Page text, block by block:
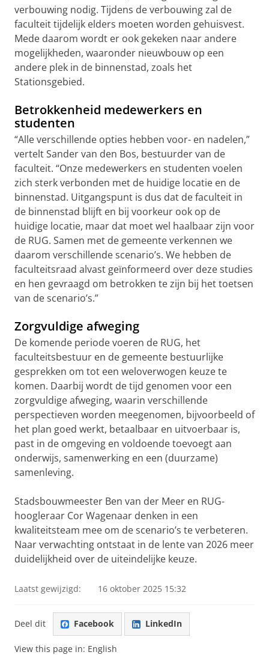
verbouwing nodig. Tijdens de verbouwing zal de
faculteit tijdelijk elders moeten worden gehuisvest.
Mede daarom wordt er ook gekeken naar andere
mogelijkheden, waaronder nieuwbouw op een
andere plek in de binnenstad, zoals het
Stationsgebied.
Betrokkenheid medewerkers en
studenten
“Alle verschillende opties hebben voor- en nadelen,”
vertelt Sander van den Bos, bestuurder van de
faculteit. “Onze medewerkers en studenten voelen
zich sterk verbonden met de huidige locatie en de
binnenstad. Uitgangspunt is dus dat de faculteit in
de binnenstad blijft en bij voorkeur ook op de
huidige locatie, maar dat moet wel haalbaar zijn voor
de RUG. Samen met de gemeente verkennen we
daarom verschillende scenario’s. We hebben de
faculteitsraad alvast geïnformeerd over deze studies
en hen gevraagd om betrokken te zijn bij het toetsen
van de scenario’s.”
Zorgvuldige afweging
De komende periode voeren de RUG, het
faculteitsbestuur en de gemeente bestuurlijke
gesprekken om tot een weloverwogen keuze te
komen. Daarbij wordt de tijd genomen voor een
zorgvuldige afweging, waarin verschillende
perspectieven worden meegenomen, bijvoorbeeld of
het plan goed werkt, betaalbaar en uitvoerbaar is,
past in de omgeving en voldoende toevoegt aan
onderwijs, samenwerking en een (duurzame)
samenleving.
Stadsbouwmeester Ben van der Meer en RUG-
hoogleraar Cor Wagenaar denken in een
kwaliteitsteam mee om de scenario’s te verbeteren.
Naar verwachting ontstaat in de lente van 2026 meer
duidelijkheid over de uiteindelijke keuze.
Laatst gewijzigd: 16 oktober 2025 15:32
Deel dit Facebook LinkedIn
View this page in: English